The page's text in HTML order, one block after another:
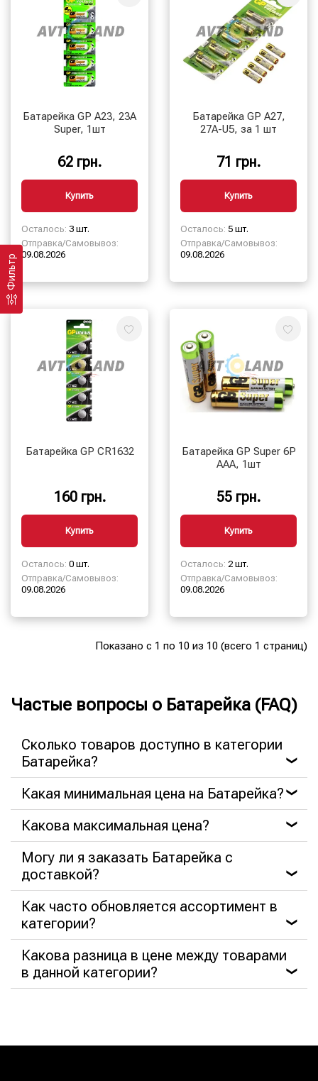
Батарейка GP A23, 23А
Super, 1шт
62 грн.
Купить
Осталось: 3 шт.
Отправка/Самовывоз:
09.08.2026
Батарейка GP A27,
27A-U5, за 1 шт
71 грн.
Купить
Осталось: 5 шт.
Отправка/Самовывоз:
09.08.2026
Батарейка GP CR1632
160 грн.
Купить
Осталось: 0 шт.
Отправка/Самовывоз:
09.08.2026
Батарейка GP Super 6P
AAA, 1шт
55 грн.
Купить
Осталось: 2 шт.
Отправка/Самовывоз:
09.08.2026
Показано с 1 по 10 из 10 (всего 1 страниц)
Частые вопросы о Батарейка (FAQ)
Сколько товаров доступно в категории
Батарейка?
❯
Какая минимальная цена на Батарейка? ❯
Какова максимальная цена? ❯
Могу ли я заказать Батарейка с
доставкой?
❯
Как часто обновляется ассортимент в
категории?
❯
Какова разница в цене между товарами
в данной категории?
❯
Фильтр